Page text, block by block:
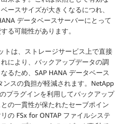
ースサイズが大きくなるにつれ、
データベースサーバーにとって
る可能性があります。
トは、ストレージサービス上で直接
により、バックアップデータの調
るため、SAP HANA データベース
ンスの負担が軽減されます。NetApp
プラグインを利用してバックアップ
の一貫性が保たれたセーブポイン
の FSx for ONTAP ファイルシステ